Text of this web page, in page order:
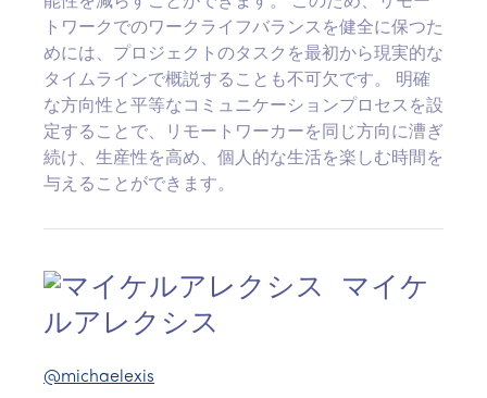
トワークでのワークライフバランスを健全に保つた
めには、プロジェクトのタスクを最初から現実的な
タイムラインで概説することも不可欠です。 明確
な方向性と平等なコミュニケーションプロセスを設
定することで、リモートワーカーを同じ方向に漕ぎ
続け、生産性を高め、個人的な生活を楽しむ時間を
与えることができます。
マイケ
ルアレクシス
@michaelexis